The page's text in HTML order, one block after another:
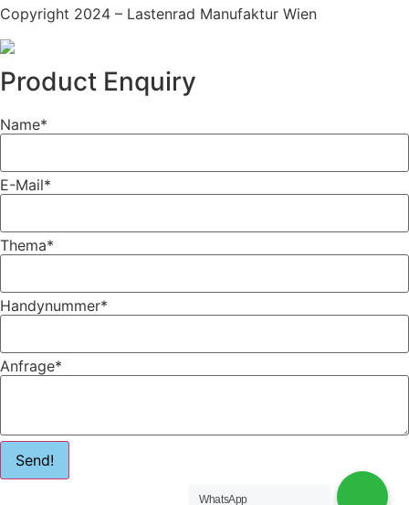
Copyright 2024 – Lastenrad Manufaktur Wien
Product Enquiry
Name*
E-Mail*
Thema*
Handynummer*
Anfrage*
Send!
WhatsApp